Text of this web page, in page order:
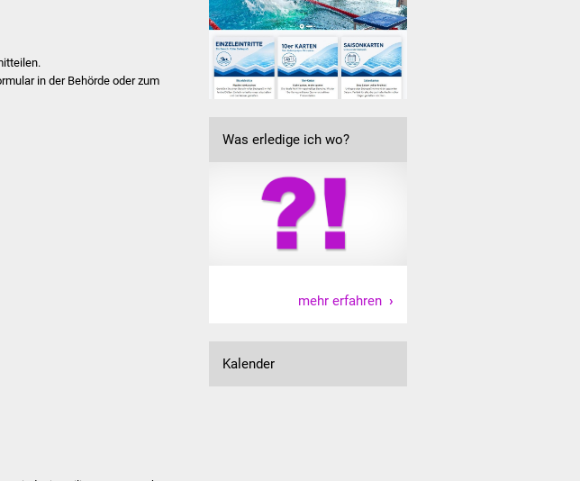
in der Behörde oder zum
Was erledige ich wo?
mehr erfahren
Kalender